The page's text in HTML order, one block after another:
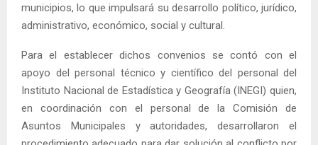
municipios, lo que impulsará su desarrollo político, jurídico,
administrativo, económico, social y cultural.
Para el establecer dichos convenios se contó con el
apoyo del personal técnico y científico del personal del
Instituto Nacional de Estadística y Geografía (INEGI) quien,
en coordinación con el personal de la Comisión de
Asuntos Municipales y autoridades, desarrollaron el